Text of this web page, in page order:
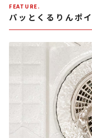
FEATURE.
パッとくるりんポ